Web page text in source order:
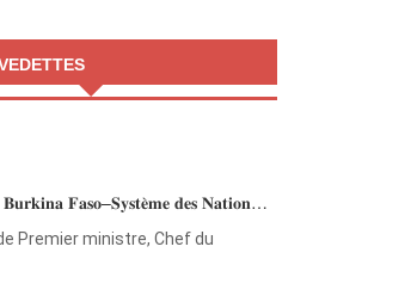
𝐁𝐮𝐫𝐤𝐢𝐧𝐚 𝐅𝐚𝐬𝐨–𝐒𝐲𝐬𝐭𝐞̀𝐦𝐞 𝐝𝐞𝐬 𝐍𝐚𝐭𝐢𝐨𝐧…
Premier ministre, Chef du